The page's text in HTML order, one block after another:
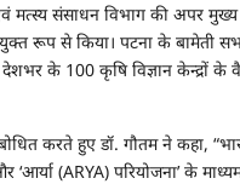
मत्स्य संसाधन विभाग की अपर मुख्य
रूप से किया। पटना के बामेती
के 100 कृषि विज्ञान केन्द्रों के
करते हुए डॉ. गौतम ने कहा,
‘आर्या (ARYA) परियोजना’ के